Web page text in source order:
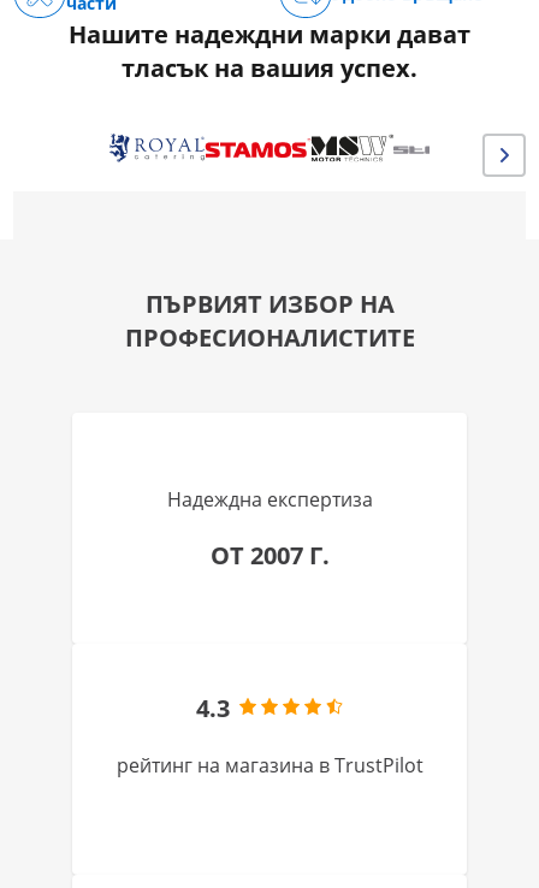
Нашите надеждни марки дават
тласък на вашия успех.
ПЪРВИЯТ ИЗБОР НА
ПРОФЕСИОНАЛИСТИТЕ
Надеждна експертиза
ОТ 2007 Г.
4.3
рейтинг на магазина в TrustPilot